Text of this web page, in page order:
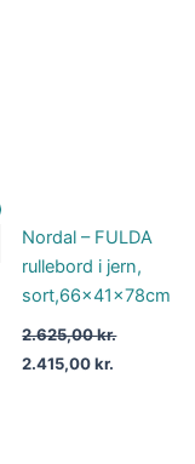
Nordal – FULDA
rullebord i jern,
sort,66x41x78cm
2.625,00kr.
pris
var:
2.625,00 kr..
2.415,00kr.
pris
er:
2.415,00